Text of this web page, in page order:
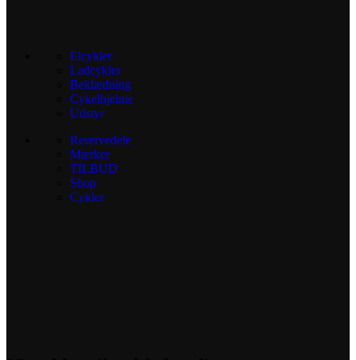
Elcykler
Ladcykler
Beklædning
Cykelhjelme
Udstyr
Reservedele
Mærker
TILBUD
Shop
Cykler